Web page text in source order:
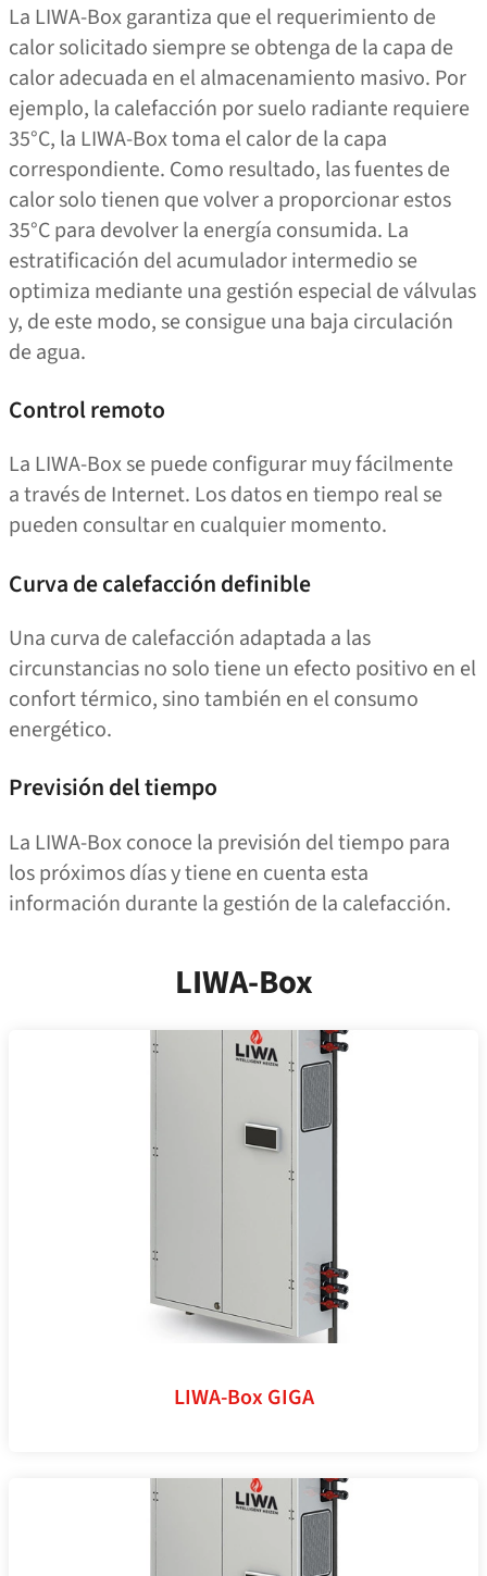
La LIWA-Box garantiza que el requerimiento de
calor solicitado siempre se obtenga de la capa de
calor adecuada en el almacenamiento masivo. Por
ejemplo, la calefacción por suelo radiante requiere
35°C, la LIWA-Box toma el calor de la capa
correspondiente. Como resultado, las fuentes de
calor solo tienen que volver a proporcionar estos
35°C para devolver la energía consumida. La
estratificación del acumulador intermedio se
optimiza mediante una gestión especial de válvulas
y, de este modo, se consigue una baja circulación
de agua.
Control remoto
La LIWA-Box se puede configurar muy fácilmente
a través de Internet. Los datos en tiempo real se
pueden consultar en cualquier momento.
Curva de calefacción definible
Una curva de calefacción adaptada a las
circunstancias no solo tiene un efecto positivo en el
confort térmico, sino también en el consumo
energético.
Previsión del tiempo
La LIWA-Box conoce la previsión del tiempo para
los próximos días y tiene en cuenta esta
información durante la gestión de la calefacción.
LIWA-Box
LIWA-Box GIGA